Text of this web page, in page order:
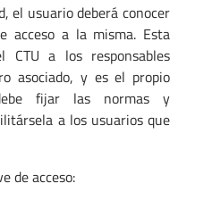
el usuario deberá conocer
acceso a la misma. Esta
CTU a los responsables
asociado, y es el propio
fijar las normas y
a los usuarios que
de acceso: